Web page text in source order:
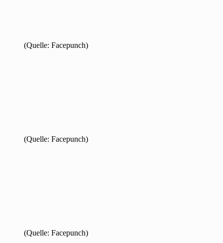
(Quelle: Facepunch)
(Quelle: Facepunch)
(Quelle: Facepunch)